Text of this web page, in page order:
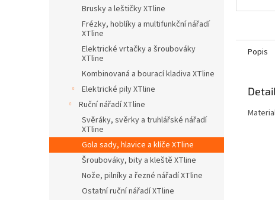
Brusky a leštičky XTline
Frézky, hoblíky a multifunkční nářadí
XTline
Elektrické vrtačky a šroubováky
XTline
Kombinovaná a bourací kladiva XTline
Elektrické pily XTline
Ruční nářadí XTline
Svěráky, svěrky a truhlářské nářadí
XTline
Gola sady, hlavice a klíče XTline
Šroubováky, bity a kleště XTline
Nože, pilníky a řezné nářadí XTline
Ostatní ruční nářadí XTline
Popis